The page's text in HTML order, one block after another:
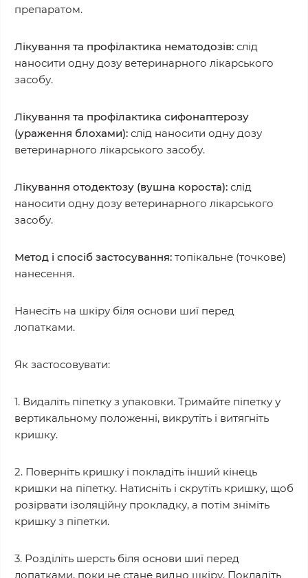
препаратом.
Лікування та профілактика нематодозів: слід
наносити одну дозу ветеринарного лікарського
засобу.
Лікування та профілактика сифонаптерозу
(ураження блохами): слід наносити одну дозу
ветеринарного лікарського засобу.
Лікування отодектозу (вушна короста): слід
наносити одну дозу ветеринарного лікарського
засобу.
Метод і спосіб застосування: топікальне (точкове)
нанесення.
Нанесіть на шкіру біля основи шиї перед
лопатками.
Як застосовувати:
1. Видаліть піпетку з упаковки. Тримайте піпетку у
вертикальному положенні, викрутіть і витягніть
кришку.
2. Поверніть кришку і покладіть інший кінець
кришки на піпетку. Натисніть і скрутіть кришку, щоб
розірвати ізоляційну прокладку, а потім зніміть
кришку з піпетки.
3. Розділіть шерсть біля основи шиї перед
лопатками, поки не стане видно шкіру. Покладіть